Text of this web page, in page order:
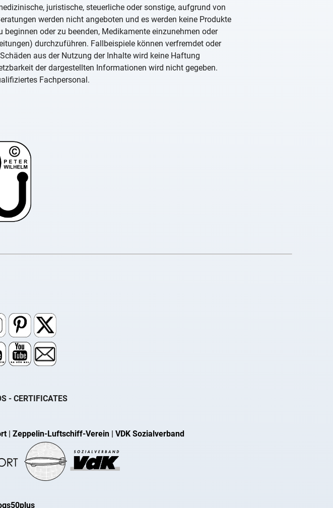
juristische, steuerliche oder sonstige, aufgrund von
werden nicht angeboten und es werden keine Produkte
oder zu beenden, Medikamente einzunehmen oder
durchzuführen. Fallbeispiele können verfremdet oder
aus der Nutzung der Inhalte wird keine Haftung
der dargestellten Informationen wird nicht gegeben.
Fachpersonal.
- CERTIFICATES
| Zeppelin-Luftschiff-Verein | VDK Sozialverband